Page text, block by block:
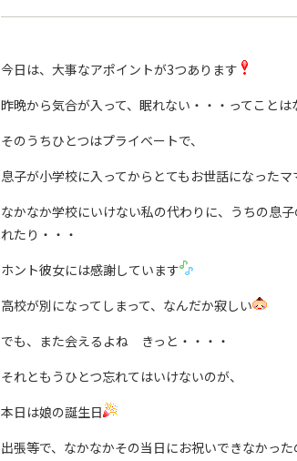
今日は、大事なアポイントが3つあります
昨晩から気合が入って、眠れない・・・ってことは
そのうちひとつはプライベートで、
息子が小学校に入ってからとてもお世話になった
なかなか学校にいけない私の代わりに、うちの息
れたり・・・
ホント彼女には感謝しています
高校が別になってしまって、なんだか寂しい
でも、また会えるよね きっと・・・・
それともうひとつ忘れてはいけないのが、
本日は娘の誕生日
出張等で、なかなかその当日にお祝いできなかった